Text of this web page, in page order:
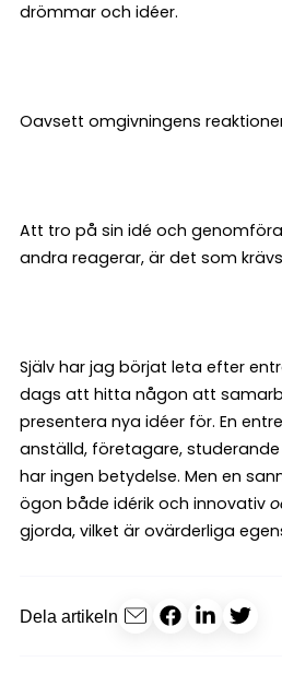
drömmar och idéer.
Oavsett omgivningens
Att tro på sin idé och
andra reagerar, är det som
Själv har jag börjat leta efter
dags att hitta någon att
presentera nya idéer för. En
anställd, företagare, studerande
har ingen betydelse. Men en
ögon både idérik och innovativ
gjorda, vilket är ovärderliga
Dela artikeln